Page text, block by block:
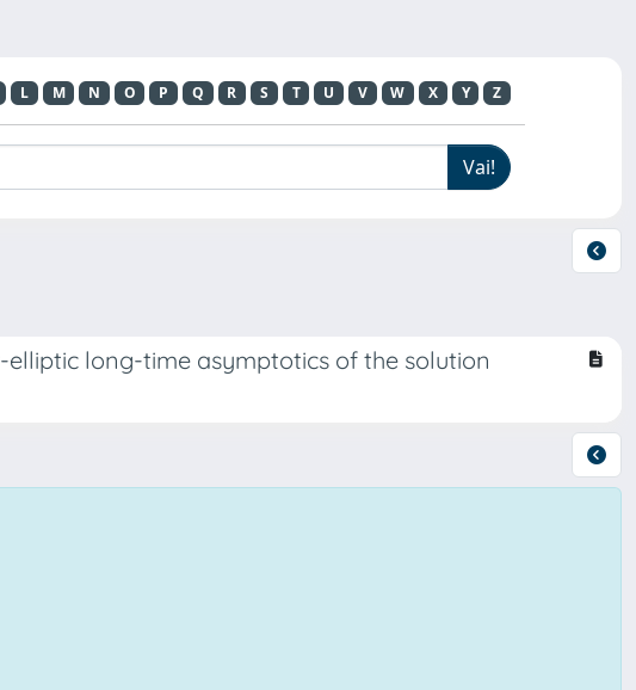
L M N O P Q R S T U V W X Y Z
long-time asymptotics of the solution